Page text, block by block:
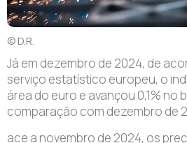
© D.R.
Já em dezembro de 2024, de
serviço estatístico europeu, o
área do euro e avançou 0,1% no
comparação com dezembro de
ace a novembro de 2024, os